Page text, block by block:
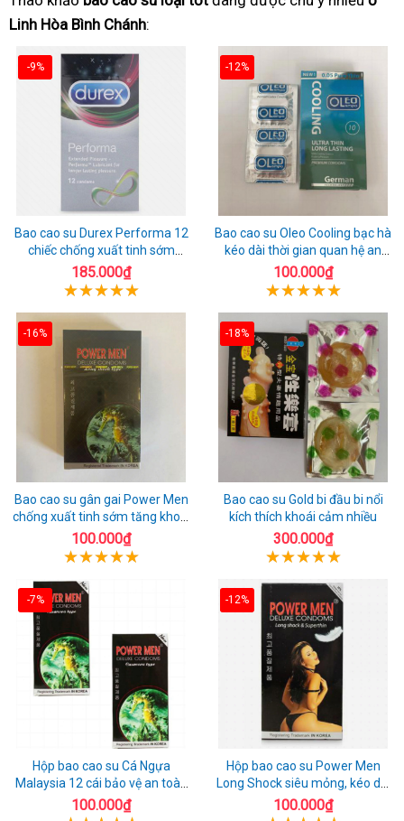
Linh Hòa Bình Chánh:
-9%
Bao cao su Durex Performa 12
chiếc chống xuất tinh sớm
chuẩn Thái Lan
185.000₫
-12%
Bao cao su Oleo Cooling bạc hà
kéo dài thời gian quan hệ an
toàn
100.000₫
-16%
Bao cao su gân gai Power Men
chống xuất tinh sớm tăng khoái
cảm
100.000₫
-18%
Bao cao su Gold bi đầu bi nổi
kích thích khoái cảm nhiều
300.000₫
-7%
Hộp bao cao su Cá Ngựa
Malaysia 12 cái bảo vệ an toàn
tuyệt đối
100.000₫
-12%
Hộp bao cao su Power Men
Long Shock siêu mỏng, kéo dài
quan hệ thoải mái
100.000₫